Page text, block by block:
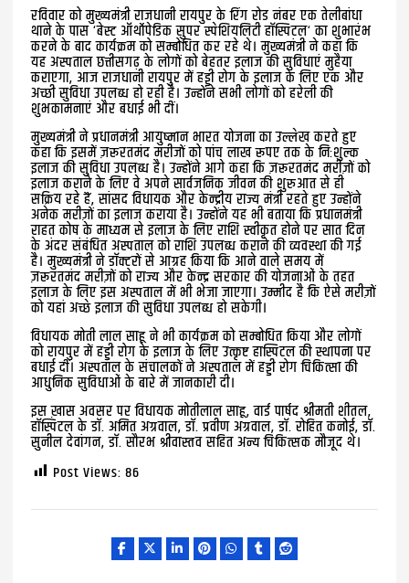
रविवार को मुख्यमंत्री राजधानी रायपुर के रिंग रोड नंबर एक तेलीबांधा
थाने के पास ‘बेस्ट ऑर्थाेपेडिक सुपर स्पेशियलिटी हॉस्पिटल‘ का शुभारंभ
करने के बाद कार्यक्रम को सम्बोधित कर रहे थे। मुख्यमंत्री ने कहा कि
यह अस्पताल छत्तीसगढ़ के लोगों को बेहतर इलाज की सुविधाएं मुहैया
कराएगा, आज राजधानी रायपुर में हड्डी रोग के इलाज के लिए एक और
अच्छी सुविधा उपलब्ध हो रही है। उन्होंने सभी लोगों को हरेली की
शुभकामनाएं और बधाई भी दीं।
मुख्यमंत्री ने प्रधानमंत्री आयुष्मान भारत योजना का उल्लेख करते हुए
कहा कि इसमें ज़रूरतमंद मरीजों को पांच लाख रूपए तक के निःशुल्क
इलाज की सुविधा उपलब्ध है। उन्होंने आगे कहा कि ज़रूरतमंद मरीज़ों को
इलाज कराने के लिए वे अपने सार्वजनिक जीवन की शुरुआत से ही
सक्रिय रहे हैं, सांसद विधायक और केन्द्रीय राज्य मंत्री रहते हुए उन्होंने
अनेक मरीज़ों का इलाज कराया है। उन्होंने यह भी बताया कि प्रधानमंत्री
राहत कोष के माध्यम से इलाज के लिए राशि स्वीकृत होने पर सात दिन
के अंदर संबंधित अस्पताल को राशि उपलब्ध कराने की व्यवस्था की गई
है। मुख्यमंत्री ने डॉक्टरों से आग्रह किया कि आने वाले समय में
ज़रूरतमंद मरीज़ों को राज्य और केन्द्र सरकार की योजनाओं के तहत
इलाज के लिए इस अस्पताल में भी भेजा जाएगा। उम्मीद है कि ऐसे मरीज़ों
को यहां अच्छे इलाज की सुविधा उपलब्ध हो सकेगी।
विधायक मोती लाल साहू ने भी कार्यक्रम को सम्बोधित किया और लोगों
को रायपुर में हड्डी रोग के इलाज के लिए उत्कृष्ट हास्पिटल की स्थापना पर
बधाई दीं। अस्पताल के संचालकों ने अस्पताल में हड्डी रोग चिकित्सा की
आधुनिक सुविधाओं के बारे में जानकारी दी।
इस ख़ास अवसर पर विधायक मोतीलाल साहू, वार्ड पार्षद श्रीमती शीतल,
हॉस्पिटल के डॉ. अमित अग्रवाल, डॉ. प्रवीण अग्रवाल, डॉ. रोहित कनोई, डॉ.
सुनील देवांगन, डॉ. सौरभ श्रीवास्तव सहित अन्य चिकित्सक मौजूद थे।
Post Views: 86